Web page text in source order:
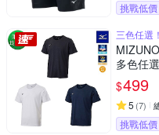
挑戰低價
三色任選
多色任選
$499
5 (7)
挑戰低價